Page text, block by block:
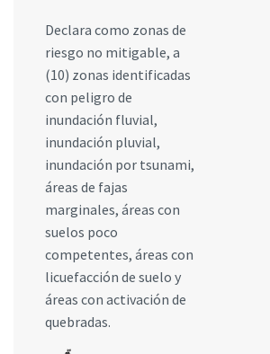
Declara como zonas de
riesgo no mitigable, a
(10) zonas identificadas
con peligro de
inundación fluvial,
inundación pluvial,
inundación por tsunami,
áreas de fajas
marginales, áreas con
suelos poco
competentes, áreas con
licuefacción de suelo y
áreas con activación de
quebradas.